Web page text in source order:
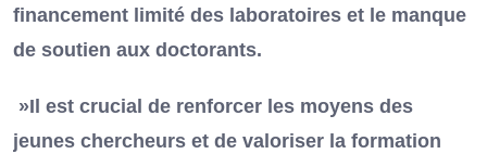
financement limité des laboratoires et le manque
de soutien aux doctorants.
»Il est crucial de renforcer les moyens des
jeunes chercheurs et de valoriser la formation